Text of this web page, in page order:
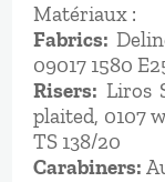
Matériaux :
Fabrics:
09017 1580
Risers: Liros
plaited, 0107
TS 138/20
Carabiners: